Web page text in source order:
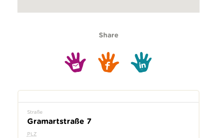
Share
Straße
Gramartstraße 7
PLZ